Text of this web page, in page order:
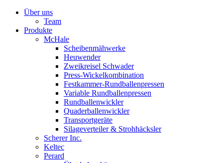
Über uns
Team
Produkte
McHale
Scheibenmähwerke
Heuwender
Zweikreisel Schwader
Press-Wickelkombination
Festkammer-Rundballenpressen
Variable Rundballenpressen
Rundballenwickler
Quaderballenwickler
Transportgeräte
Silageverteiler & Strohhäcksler
Scherer Inc.
Keltec
Perard